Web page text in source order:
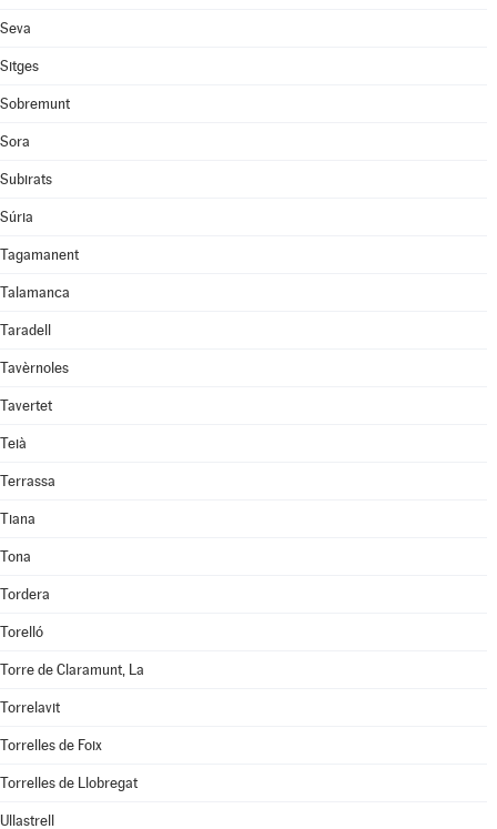
Seva
Sitges
Sobremunt
Sora
Subirats
Súria
Tagamanent
Talamanca
Taradell
Tavèrnoles
Tavertet
Teià
Terrassa
Tiana
Tona
Tordera
Torelló
Torre de Claramunt, La
Torrelavit
Torrelles de Foix
Torrelles de Llobregat
Ullastrell